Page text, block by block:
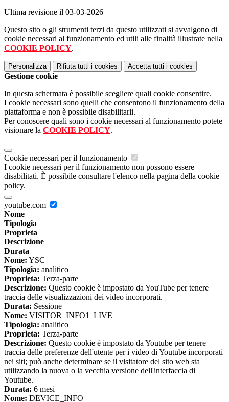
Ultima revisione il 03-03-2026
Questo sito o gli strumenti terzi da questo utilizzati si avvalgono di
cookie necessari al funzionamento ed utili alle finalità illustrate nella
COOKIE POLICY.
Personalizza Rifiuta tutti i cookies Accetta tutti i cookies
Gestione cookie
In questa schermata è possibile scegliere quali cookie consentire.
I cookie necessari sono quelli che consentono il funzionamento della
piattaforma e non è possibile disabilitarli.
Per conoscere quali sono i cookie necessari al funzionamento potete
visionare la COOKIE POLICY.
Cookie necessari per il funzionamento
I cookie necessari per il funzionamento non possono essere
disabilitati. È possibile consultare l'elenco nella pagina della cookie
policy.
youtube.com
Nome
Tipologia
Proprieta
Descrizione
Durata
Nome: YSC
Tipologia: analitico
Proprieta: Terza-parte
Descrizione: Questo cookie è impostato da YouTube per tenere
traccia delle visualizzazioni dei video incorporati.
Durata: Sessione
Nome: VISITOR_INFO1_LIVE
Tipologia: analitico
Proprieta: Terza-parte
Descrizione: Questo cookie è impostato da Youtube per tenere
traccia delle preferenze dell'utente per i video di Youtube incorporati
nei siti; può anche determinare se il visitatore del sito web sta
utilizzando la nuova o la vecchia versione dell'interfaccia di
Youtube.
Durata: 6 mesi
Nome: DEVICE_INFO